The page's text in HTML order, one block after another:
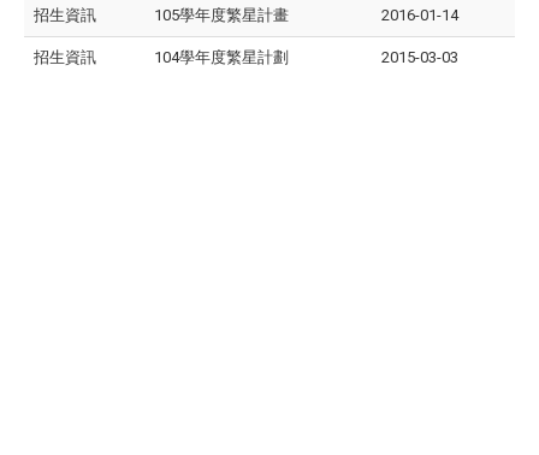
招生資訊 105學年度繁星計畫 2016-01-14
招生資訊 104學年度繁星計劃 2015-03-03